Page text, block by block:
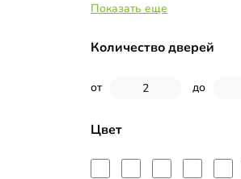
МДФ с пленкой ПВХ
Стекло с пленкой Oracal
Фотопечать
Показать еще
Количество дверей
от до
Цвет